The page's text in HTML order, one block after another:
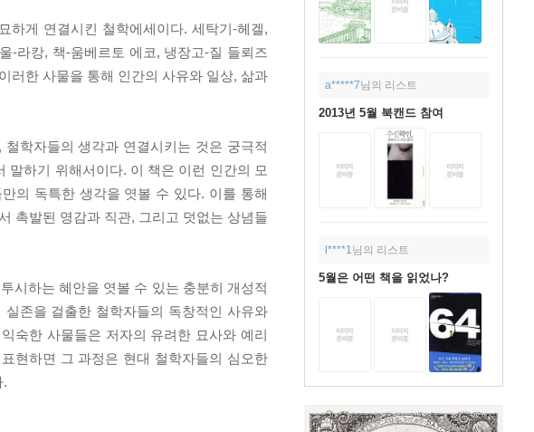
a*****7님의 리스트
2013년 5월 북캔드 참여
l****1님의 리스트
5월은 어떤 책을 읽었나?
하게 연결시킨 철학에세이다. 세탁기-헤겔,
-라캉, 책-움베르토 에코, 냉장고-질 들뢰즈
러한 사물을 통해 인간의 사유와 일상, 삶과
학자들의 생각과 연결시키는 것은 궁극적
말하기 위해서이다. 이 책은 이런 인간의 모
의 독특한 생각을 엿볼 수 있다. 이를 통해
촉발된 영감과 직관, 그리고 덧없는 상념들
시하는 혜안을 엿볼 수 있는 충분히 개성적
존을 걸출한 철학자들의 독창적인 사유와
숙한 사물들은 저자의 유려한 묘사와 예리
현하면 그 과정은 현대 철학자들의 심오한
.